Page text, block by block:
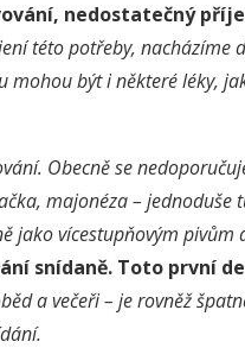
nedostatečný
této potřeby, nacházíme
mohou být i některé léky,
Obecně se n
majonéza –
jako vícestupňovým
snídaně. Toto první
a večeři – je rovněž